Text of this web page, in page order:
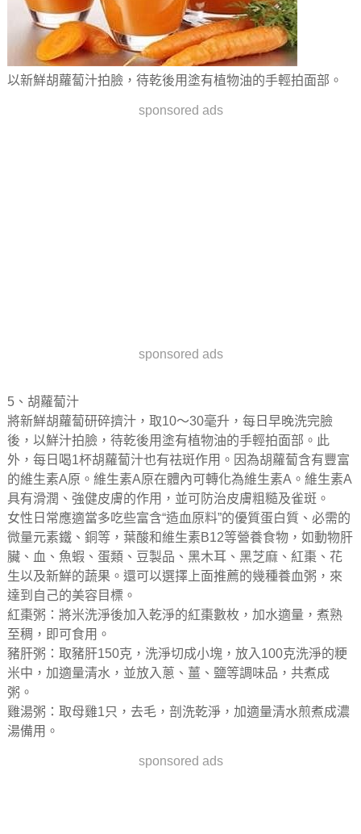
以新鮮胡蘿蔔汁拍臉，待乾後用塗有植物油的手輕拍面部。
sponsored ads
sponsored ads
5、胡蘿蔔汁
將新鮮胡蘿蔔研碎擠汁，取10～30毫升，每日早晚洗完臉
後，以鮮汁拍臉，待乾後用塗有植物油的手輕拍面部。此
外，每日喝1杯胡蘿蔔汁也有祛斑作用。因為胡蘿蔔含有豐富
的維生素A原。維生素A原在體內可轉化為維生素A。維生素A
具有滑潤、強健皮膚的作用，並可防治皮膚粗糙及雀斑。
女性日常應適當多吃些富含“造血原料”的優質蛋白質、必需的
微量元素鐵、銅等，葉酸和維生素B12等營養食物，如動物肝
臟、血、魚蝦、蛋類、豆製品、黑木耳、黑芝麻、紅棗、花
生以及新鮮的蔬果。還可以選擇上面推薦的幾種養血粥，來
達到自己的美容目標。
紅棗粥：將米洗淨後加入乾淨的紅棗數枚，加水適量，煮熟
至稠，即可食用。
豬肝粥：取豬肝150克，洗淨切成小塊，放入100克洗淨的粳
米中，加適量清水，並放入蔥、薑、鹽等調味品，共煮成
粥。
雞湯粥：取母雞1只，去毛，剖洗乾淨，加適量清水煎煮成濃
湯備用。
sponsored ads